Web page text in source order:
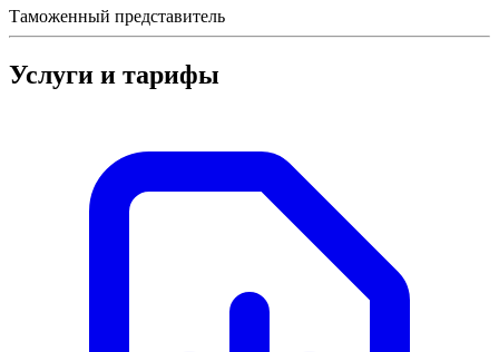
Таможенный представитель
Услуги и тарифы